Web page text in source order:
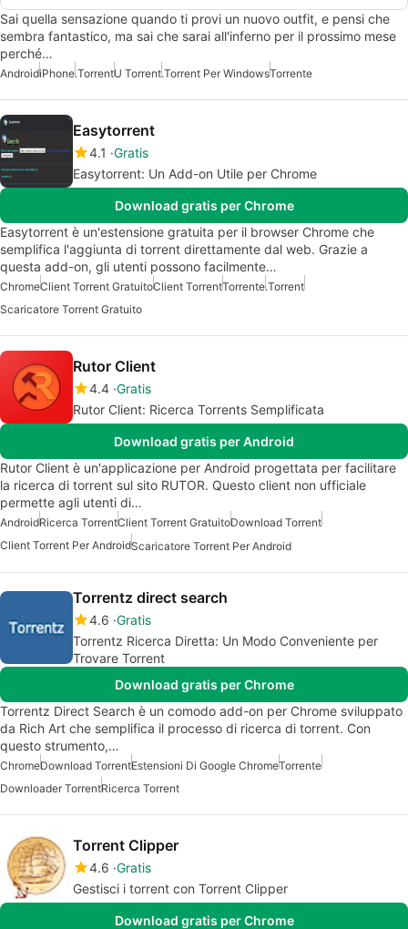
Sai quella sensazione quando ti provi un nuovo outfit, e pensi che
sembra fantastico, ma sai che sarai all'inferno per il prossimo mese
perché…
AndroidiPhone.TorrentU Torrent.Torrent Per WindowsTorrente
Easytorrent
4.1 Gratis
Easytorrent: Un Add-on Utile per Chrome
Download gratis per Chrome
Easytorrent è un'estensione gratuita per il browser Chrome che
semplifica l'aggiunta di torrent direttamente dal web. Grazie a
questa add-on, gli utenti possono facilmente…
ChromeClient Torrent GratuitoClient TorrentTorrente.Torrent
Scaricatore Torrent Gratuito
Rutor Client
4.4 Gratis
Rutor Client: Ricerca Torrents Semplificata
Download gratis per Android
Rutor Client è un'applicazione per Android progettata per facilitare
la ricerca di torrent sul sito RUTOR. Questo client non ufficiale
permette agli utenti di…
AndroidRicerca TorrentClient Torrent GratuitoDownload Torrent
Client Torrent Per AndroidScaricatore Torrent Per Android
Torrentz direct search
4.6 Gratis
Torrentz Ricerca Diretta: Un Modo Conveniente per
Trovare Torrent
Download gratis per Chrome
Torrentz Direct Search è un comodo add-on per Chrome sviluppato
da Rich Art che semplifica il processo di ricerca di torrent. Con
questo strumento,…
ChromeDownload TorrentEstensioni Di Google ChromeTorrente
Downloader TorrentRicerca Torrent
Torrent Clipper
4.6 Gratis
Gestisci i torrent con Torrent Clipper
Download gratis per Chrome